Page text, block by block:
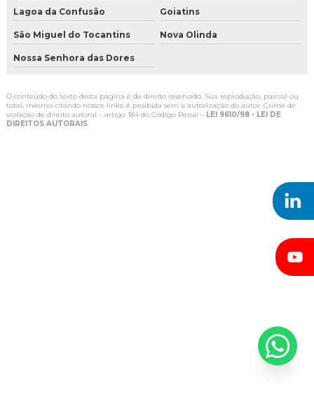
Lagoa da Confusão Goiatins
São Miguel do Tocantins Nova Olinda
Nossa Senhora das Dores
O conteúdo do texto desta página é de direito reservado. Sua reprodução, parcial ou
total, mesmo citando nossos links, é proibida sem a autorização do autor. Crime de
violação de direito autoral – artigo 184 do Código Penal – LEI 9610/98 - LEI DE
DIREITOS AUTORAIS.